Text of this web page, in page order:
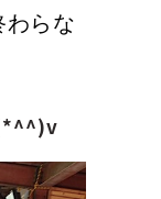
らな
(*^^)v